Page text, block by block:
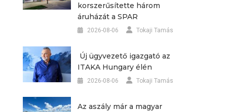
korszerűsítette három
áruházát a SPAR
2026-08-06 Tokaji Tamás
Új ügyvezető igazgató az
ITAKA Hungary élén
2026-08-06 Tokaji Tamás
Az aszály már a magyar